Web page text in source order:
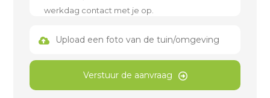
Upload een foto van de tuin/omgeving
Verstuur de aanvraag